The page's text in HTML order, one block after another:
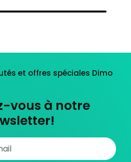
et offres spéciales Dimo
vous à notre